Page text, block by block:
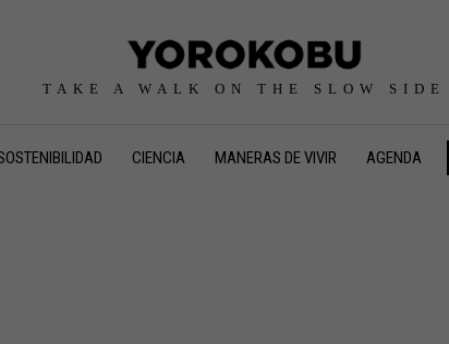
TAKE A WALK ON THE SLOW SIDE
CIENCIA MANERAS DE VIVIR AGENDA